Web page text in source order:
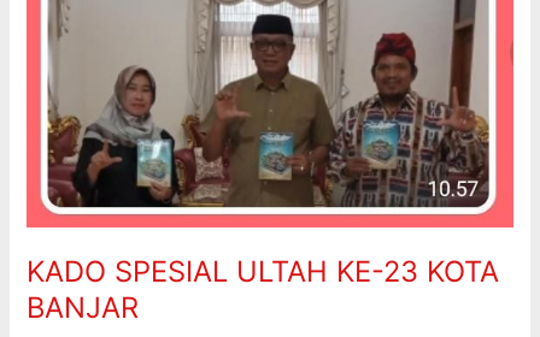
KADO SPESIAL ULTAH KE-23 KOTA
BANJAR